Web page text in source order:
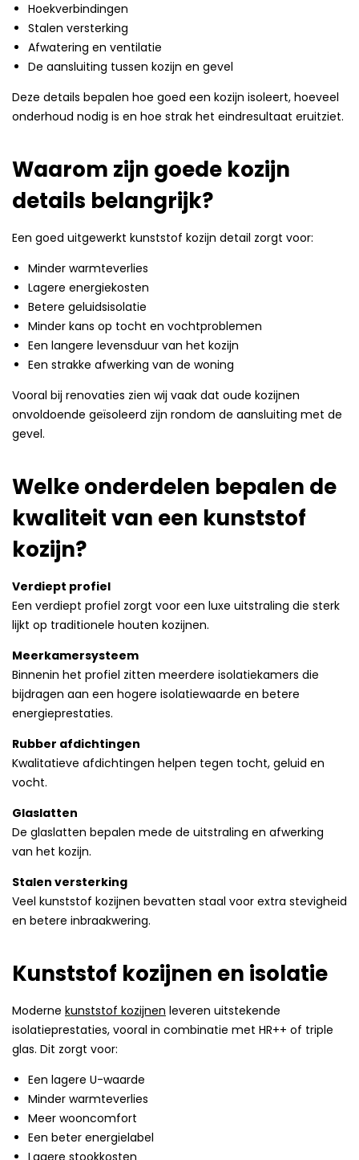
Hoekverbindingen
Stalen versterking
Afwatering en ventilatie
De aansluiting tussen kozijn en gevel
Deze details bepalen hoe goed een kozijn isoleert, hoeveel
onderhoud nodig is en hoe strak het eindresultaat eruitziet.
Waarom zijn goede kozijn
details belangrijk?
Een goed uitgewerkt kunststof kozijn detail zorgt voor:
Minder warmteverlies
Lagere energiekosten
Betere geluidsisolatie
Minder kans op tocht en vochtproblemen
Een langere levensduur van het kozijn
Een strakke afwerking van de woning
Vooral bij renovaties zien wij vaak dat oude kozijnen
onvoldoende geïsoleerd zijn rondom de aansluiting met de
gevel.
Welke onderdelen bepalen de
kwaliteit van een kunststof
kozijn?
Verdiept profiel
Een verdiept profiel zorgt voor een luxe uitstraling die sterk
lijkt op traditionele houten kozijnen.
Meerkamersysteem
Binnenin het profiel zitten meerdere isolatiekamers die
bijdragen aan een hogere isolatiewaarde en betere
energieprestaties.
Rubber afdichtingen
Kwalitatieve afdichtingen helpen tegen tocht, geluid en
vocht.
Glaslatten
De glaslatten bepalen mede de uitstraling en afwerking
van het kozijn.
Stalen versterking
Veel kunststof kozijnen bevatten staal voor extra stevigheid
en betere inbraakwering.
Kunststof kozijnen en isolatie
Moderne kunststof kozijnen leveren uitstekende
isolatieprestaties, vooral in combinatie met HR++ of triple
glas. Dit zorgt voor:
Een lagere U-waarde
Minder warmteverlies
Meer wooncomfort
Een beter energielabel